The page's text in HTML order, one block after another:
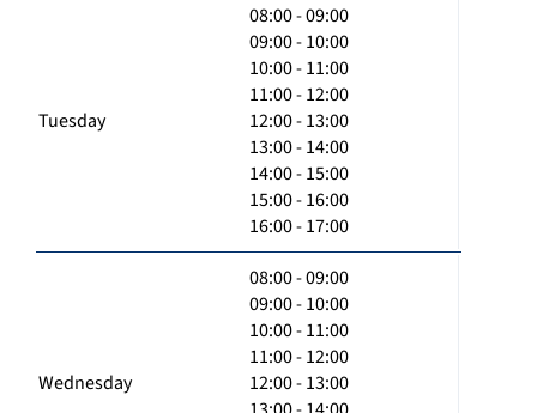
Tuesday
08:00 - 09:00
09:00 - 10:00
10:00 - 11:00
11:00 - 12:00
12:00 - 13:00
13:00 - 14:00
14:00 - 15:00
15:00 - 16:00
16:00 - 17:00
Wednesday
08:00 - 09:00
09:00 - 10:00
10:00 - 11:00
11:00 - 12:00
12:00 - 13:00